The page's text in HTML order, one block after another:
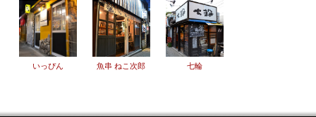
いっぴん 魚串 ねこ次郎 七輪